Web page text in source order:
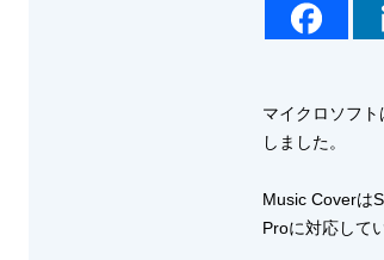
マイクロソフ
しました。
Music Coverは
Proに対応して